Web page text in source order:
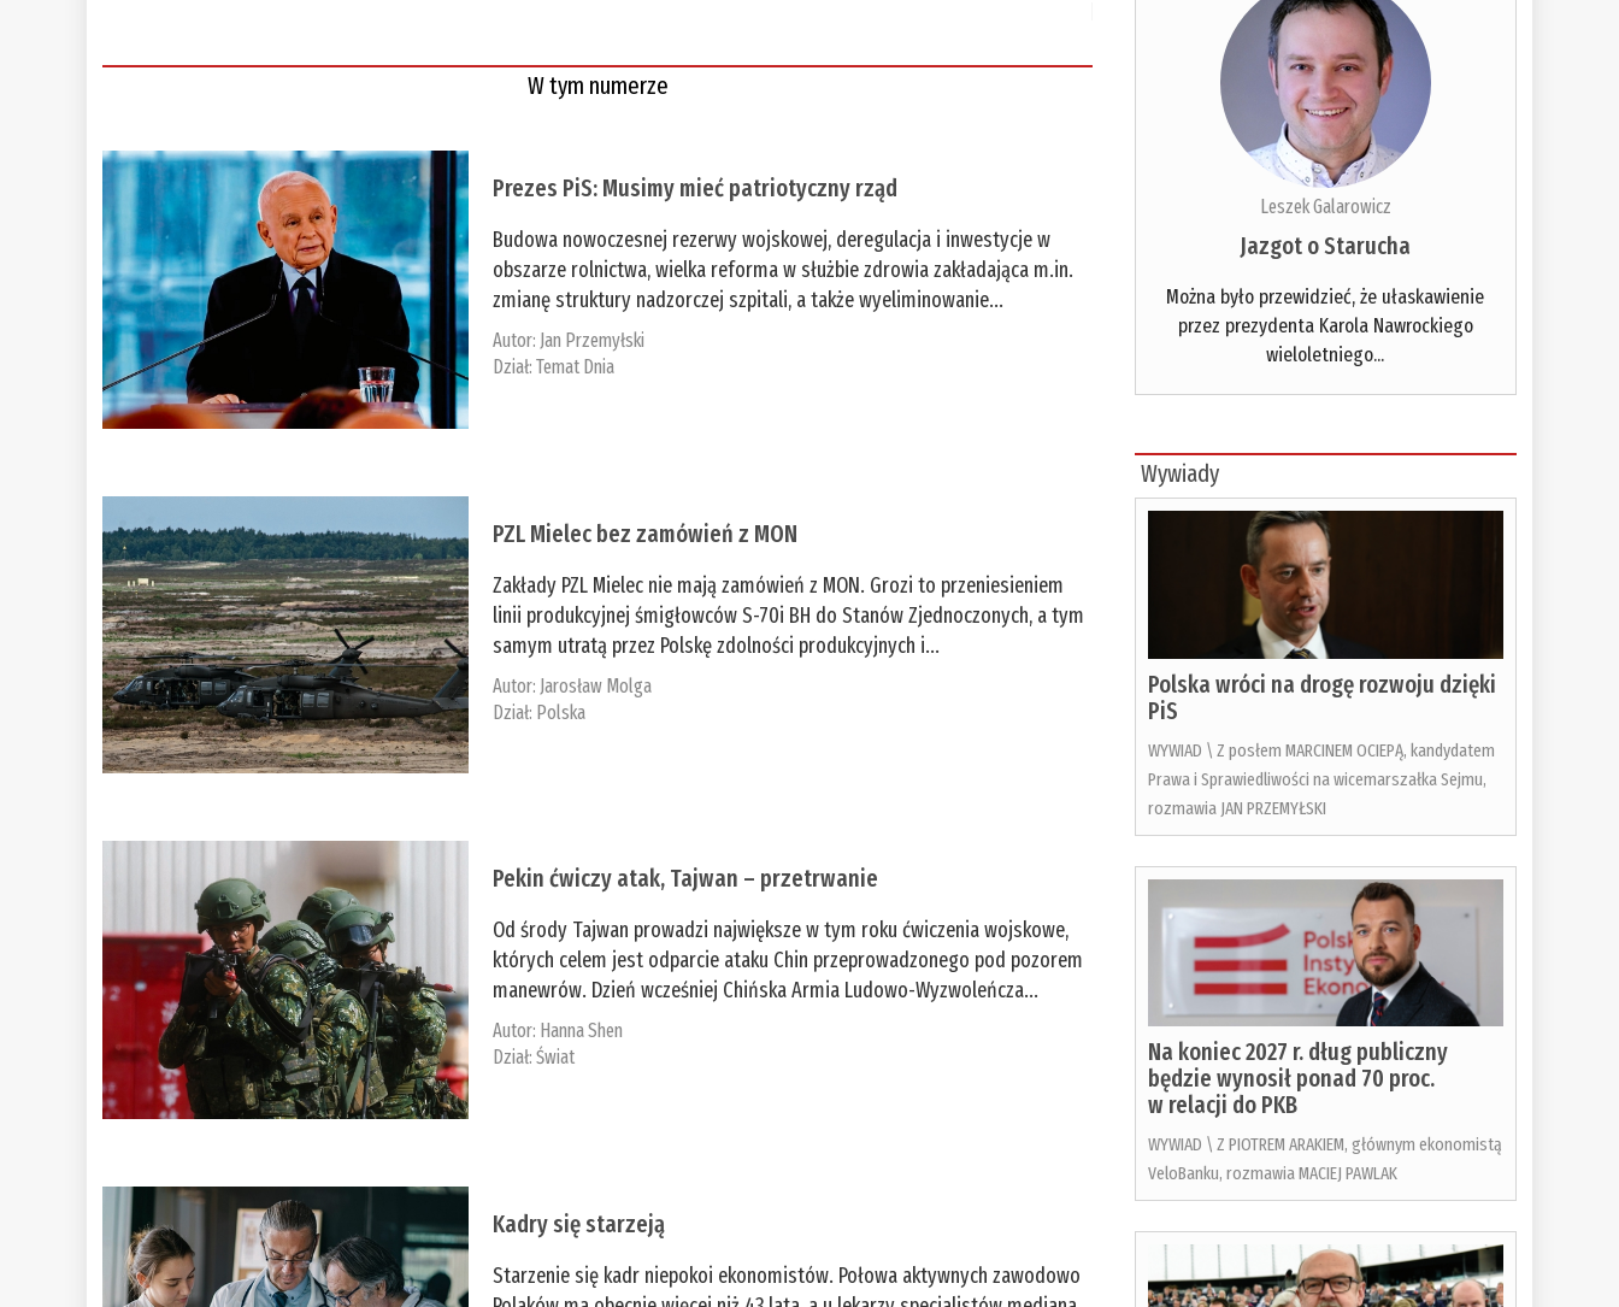
W tym numerze
Prezes PiS: Musimy mieć patriotyczny rząd
Budowa nowoczesnej rezerwy wojskowej, deregulacja i inwestycje w
obszarze rolnictwa, wielka reforma w służbie zdrowia zakładająca m.in.
zmianę struktury nadzorczej szpitali, a także wyeliminowanie...
Autor: Jan Przemyłski
Dział:Temat Dnia
PZL Mielec bez zamówień z MON
Zakłady PZL Mielec nie mają zamówień z MON. Grozi to przeniesieniem
linii produkcyjnej śmigłowców S-70i BH do Stanów Zjednoczonych, a tym
samym utratą przez Polskę zdolności produkcyjnych i...
Autor: Jarosław Molga
Dział: Polska
Pekin ćwiczy atak, Tajwan – przetrwanie
Od środy Tajwan prowadzi największe w tym roku ćwiczenia wojskowe,
których celem jest odparcie ataku Chin przeprowadzonego pod pozorem
manewrów. Dzień wcześniej Chińska Armia Ludowo-Wyzwoleńcza...
Autor: ­Hanna Shen
Dział:Świat
Kadry się starzeją
Starzenie się kadr niepokoi ekonomistów. Połowa aktywnych zawodowo
Leszek Galarowicz
Jazgot o Starucha
Można było przewidzieć, że ułaskawienie
przez prezydenta Karola Nawrockiego
wieloletniego...
Wywiady
Polska wróci na drogę rozwoju dzięki
PiS
WYWIAD \ Z posłem MARCINEM OCIEPĄ, kandydatem
Prawa i Sprawiedliwości na wicemarszałka Sejmu,
rozmawia JAN PRZEMYŁSKI
Na koniec 2027 r. dług publiczny
będzie wynosił ponad 70 proc.
w relacji do PKB
WYWIAD \ Z PIOTREM ARAKIEM, głównym ekonomistą
VeloBanku, rozmawia MACIEJ PAWLAK